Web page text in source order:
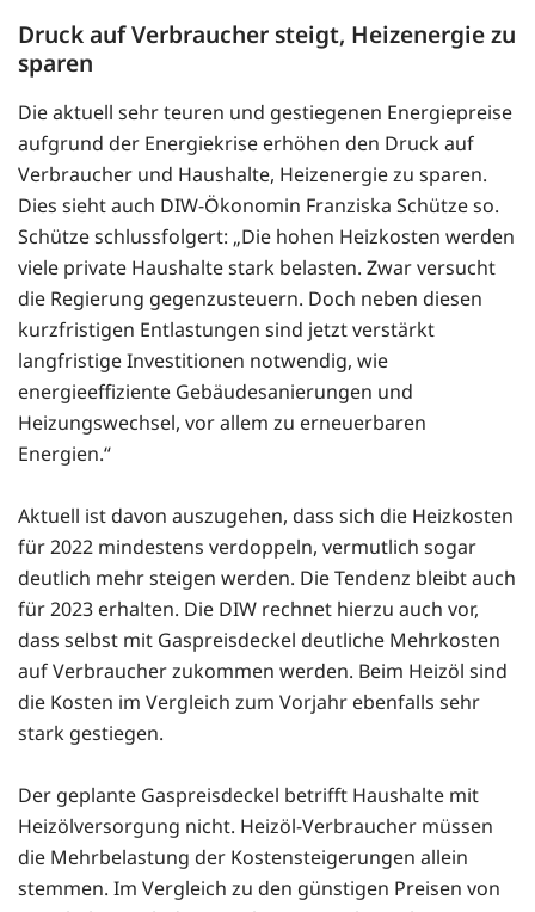
Druck auf Verbraucher steigt, Heizenergie zu
sparen
Die aktuell sehr teuren und gestiegenen Energiepreise
aufgrund der Energiekrise erhöhen den Druck auf
Verbraucher und Haushalte, Heizenergie zu sparen.
Dies sieht auch DIW-Ökonomin Franziska Schütze so.
Schütze schlussfolgert: „Die hohen Heizkosten werden
viele private Haushalte stark belasten. Zwar versucht
die Regierung gegenzusteuern. Doch neben diesen
kurzfristigen Entlastungen sind jetzt verstärkt
langfristige Investitionen notwendig, wie
energieeffiziente Gebäudesanierungen und
Heizungswechsel, vor allem zu erneuerbaren
Energien.“
Aktuell ist davon auszugehen, dass sich die Heizkosten
für 2022 mindestens verdoppeln, vermutlich sogar
deutlich mehr steigen werden. Die Tendenz bleibt auch
für 2023 erhalten. Die DIW rechnet hierzu auch vor,
dass selbst mit Gaspreisdeckel deutliche Mehrkosten
auf Verbraucher zukommen werden. Beim Heizöl sind
die Kosten im Vergleich zum Vorjahr ebenfalls sehr
stark gestiegen.
Der geplante Gaspreisdeckel betrifft Haushalte mit
Heizölversorgung nicht. Heizöl-Verbraucher müssen
die Mehrbelastung der Kostensteigerungen allein
stemmen. Im Vergleich zu den günstigen Preisen von